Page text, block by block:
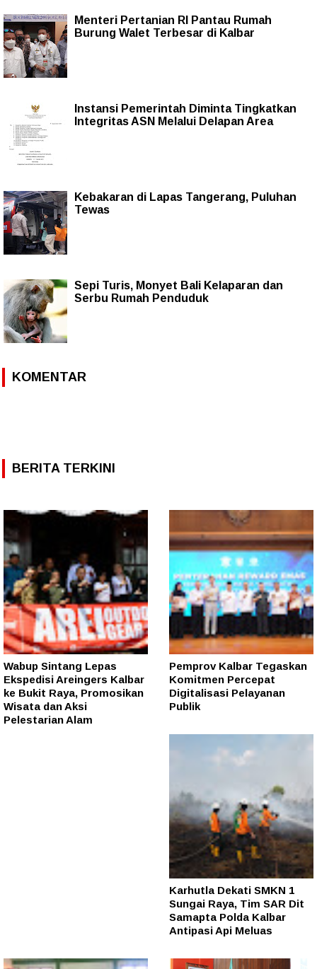
Menteri Pertanian RI Pantau Rumah
Burung Walet Terbesar di Kalbar
Instansi Pemerintah Diminta Tingkatkan
Integritas ASN Melalui Delapan Area
Kebakaran di Lapas Tangerang, Puluhan
Tewas
Sepi Turis, Monyet Bali Kelaparan dan
Serbu Rumah Penduduk
KOMENTAR
BERITA TERKINI
Wabup Sintang Lepas
Ekspedisi Areingers Kalbar
ke Bukit Raya, Promosikan
Wisata dan Aksi
Pelestarian Alam
Pemprov Kalbar Tegaskan
Komitmen Percepat
Digitalisasi Pelayanan
Publik
Karhutla Dekati SMKN 1
Sungai Raya, Tim SAR Dit
Samapta Polda Kalbar
Antipasi Api Meluas